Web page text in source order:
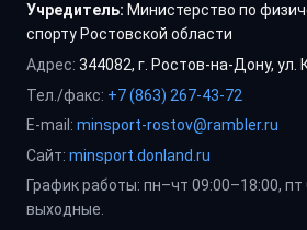
Учредитель: Министерство по
спорту Ростовской области
Адрес: 344082, г. Ростов-на-Дону, ул.
Тел./факс: +7 (863) 267-43-72
E-mail: minsport-rostov@rambler.ru
Сайт: minsport.donland.ru
График работы: пн–чт 09:00–18:00,
выходные.